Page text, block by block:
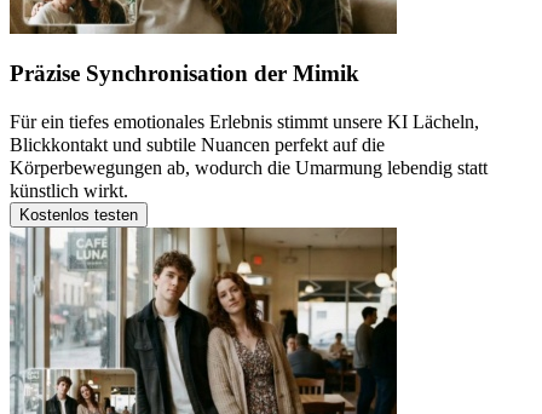
Präzise Synchronisation der Mimik
Für ein tiefes emotionales Erlebnis stimmt unsere KI Lächeln,
Blickkontakt und subtile Nuancen perfekt auf die
Körperbewegungen ab, wodurch die Umarmung lebendig statt
künstlich wirkt.
Kostenlos testen